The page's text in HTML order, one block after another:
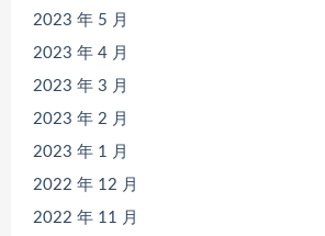
2023 年 5 月
2023 年 4 月
2023 年 3 月
2023 年 2 月
2023 年 1 月
2022 年 12 月
2022 年 11 月